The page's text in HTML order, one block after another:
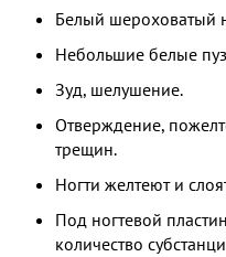
Белый шероховатый
Небольшие белые
Зуд, шелушение.
Отверждение,
трещин.
Ногти желтеют и
Под ногтевой
количество